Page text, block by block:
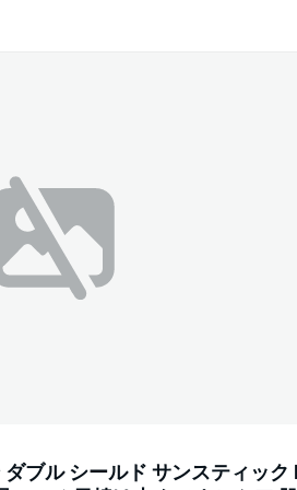
ブル シールド サンスティッ